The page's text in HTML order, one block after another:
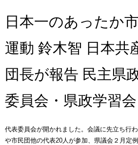
日本一のあったか
運動 鈴木智 日本共
団長が報告 民主県
委員会・県政学習会
代表委員会が開かれました。会議に先立ち行
や市民団他の代表20人が参加、県議会２月定